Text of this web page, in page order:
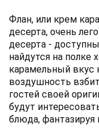
Флан, или крем
десерта, очень
десерта -
найдутся на полке
карамельный вкус
воздушность
гостей своей
будут
блюда, фантазируя